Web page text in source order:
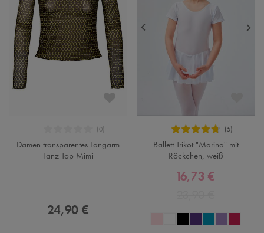
Damen transparentes Langarm
Tanz Top Mimi
24,90 €
Ballett Trikot "Marina" mit
Röckchen, weiß
16,73 €